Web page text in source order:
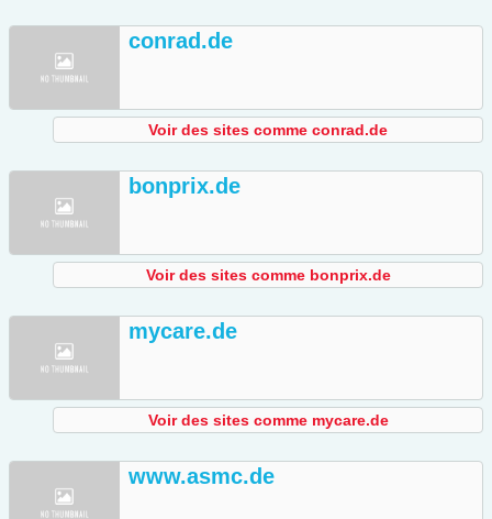
conrad.de
Voir des sites comme conrad.de
bonprix.de
Voir des sites comme bonprix.de
mycare.de
Voir des sites comme mycare.de
www.asmc.de